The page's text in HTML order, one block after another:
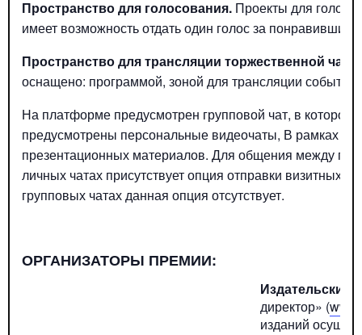
Пространство для голосования. Проекты для
имеет возможность отдать один голос за
Пространство для трансляции торжественной
оснащено: программой, зоной для трансляции
На платформе предусмотрен групповой чат, в
предусмотрены персональные видеочаты, В рамках
презентационных материалов. Для общения между
личных чатах присутствует опция отправки визитных
групповых чатах данная опция отсутствует.
ОРГАНИЗАТОРЫ ПРЕМИИ:
Издательский
директор» (
изданий